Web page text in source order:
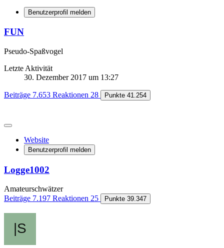
Benutzerprofil melden
FUN
Pseudo-Spaßvogel
Letzte Aktivität
30. Dezember 2017 um 13:27
Beiträge 7.653 Reaktionen 28 Punkte 41.254
Website
Benutzerprofil melden
Logge1002
Amateurschwätzer
Beiträge 7.197 Reaktionen 25 Punkte 39.347